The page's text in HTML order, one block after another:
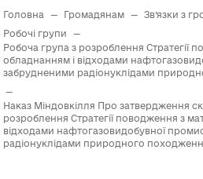
Головна — Громадянам — Зв’язки з
Робочі групи
—
Робоча група з розроблення Стратегії
обладнанням i відходами
забрудненими радіонуклідами
—
Наказ Міндовкілля Про затвердження
розроблення Стратегії поводження з
відходами нафтогазовидобувної
радіонуклідами природного